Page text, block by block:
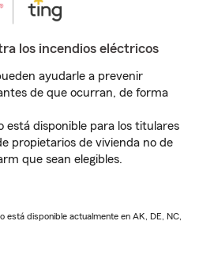
los incendios eléctricos
ayudarle a prevenir
de que ocurran, de forma
está disponible para los titulares
propietarios de vivienda no de
que sean elegibles.
está disponible actualmente en AK, DE, NC,